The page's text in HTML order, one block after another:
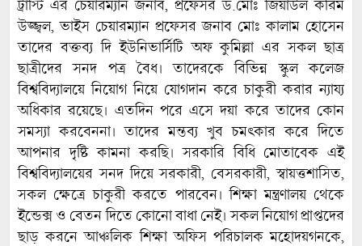
ট্রাস্টি এর চেয়ারম্যান জনাব, প্রফেসর ড.মোঃ জিয়াউল করিম
উজ্জ্বল, ভাইস চেয়ারম্যান প্রফেসর জনাব মোঃ কালাম হোসেন
তাদের বক্তব্য দি ইউনিভার্সিটি অফ কুমিল্লা এর সকল ছাত্র
ছাত্রীদের সনদ পত্র বৈধ। তাদেরকে বিভিন্ন স্কুল কলেজ
বিশ্ববিদ্যালয়ে নিয়োগ নিয়ে যোগদান করে চাকুরী করার ন্যায্য
অধিকার রয়েছে। এতদিন পরে এসে দয়া করে তাদের কোন
সমস্যা করবেননা। তাদের মন্তব্য খুব চমৎকার করে দিতে
আপনার দৃষ্টি কামনা করছি। সরকারি বিধি মোতাবেক এই
বিশ্ববিদ্যালয়ের সনদ দিয়ে সরকারী, বেসরকারী, স্বায়ত্তশাসিত,
সকল ক্ষেত্রে চাকুরী করতে পারবেন। শিক্ষা মন্ত্রণালয় থেকে
ইন্ডেক্স ও বেতন দিতে কোনো বাধা নেই। সকল নিয়োগ প্রাপ্তদের
ছাড় করনে আঞ্চলিক শিক্ষা অফিস পরিচালক মহোদয়গনকে,